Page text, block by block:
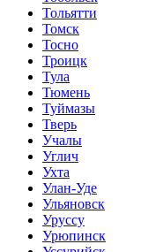
Тольятти
Томск
Тосно
Троицк
Тула
Тюмень
Туймазы
Тверь
Учалы
Углич
Ухта
Улан-Уде
Ульяновск
Уруссу
Урюпинск